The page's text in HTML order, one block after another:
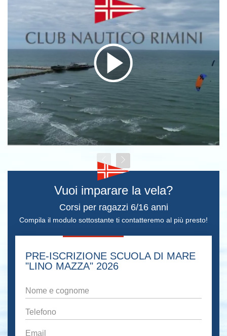
Vuoi imparare la vela?
Corsi per ragazzi 6/16 anni
Compila il modulo sottostante ti contatteremo al più presto!
PRE-ISCRIZIONE SCUOLA DI MARE
"LINO MAZZA" 2026
Nome
e
cognome
Telefono
Email